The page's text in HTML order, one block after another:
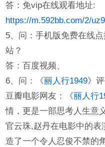
答：免vip在线观看地址:
https://m.592bb.com/2/
5、问：手机版免费在线
站？
答：百度视频、
6、问：《丽人行1949》
豆瓣电影网友：《丽人行
情，更是一部思考人生意
官云珠,赵丹在电影中的
造了一个令人忍俊不禁的